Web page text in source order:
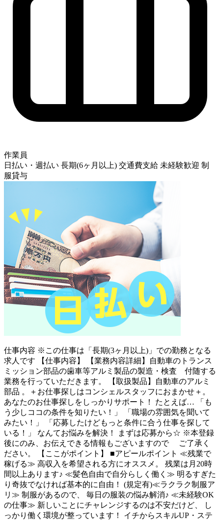
作業員
日払い・週払い 長期(6ヶ月以上) 交通費支給 未経験歓迎 制
服貸与
仕事内容 ※この仕事は「長期(3ヶ月以上)」での勤務となる
求人です 【仕事内容】 【業務内容詳細】自動車のトランス
ミッション部品の歯車等アルミ製品の製造・検査 付随する
業務を行っていただきます。 【取扱製品】自動車のアルミ
部品 。＋お仕事探しはコンシェルスタッフにおまかせ＋。
あなたのお仕事探しをしっかりサポート！ たとえば… 「も
う少しココの条件を知りたい！」 「職場の雰囲気を聞いて
みたい！」 「応募したけどもっと条件に合う仕事を探して
いる！」 なんてお悩みを解決！ まずは応募から☆ ※本登録
後にのみ、お伝えできる情報もございますので ご了承く
ださい。 【ここがポイント】 ■アピールポイント ≪残業で
稼げる≫ 高収入を希望される方にオススメ。 残業は月20時
間以上あります♪ ≪髪色自由で自分らしく働く≫ 明るすぎた
り奇抜でなければ基本的に自由！ (規定有)≪ラクラク制服ア
リ≫ 制服があるので、 毎日の服装の悩み解消♪ ≪未経験OK
の仕事≫ 新しいことにチャレンジするのは不安だけど、 し
っかり働く環境が整っています！ イチからスキルUP・ステ